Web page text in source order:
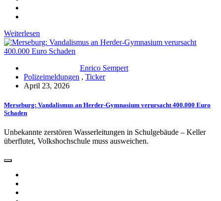
Weiterlesen
Enrico Sempert
Polizeimeldungen , Ticker
April 23, 2026
Merseburg: Vandalismus an Herder-Gymnasium verursacht 400.000 Euro
Schaden
Unbekannte zerstören Wasserleitungen in Schulgebäude – Keller
überflutet, Volkshochschule muss ausweichen.